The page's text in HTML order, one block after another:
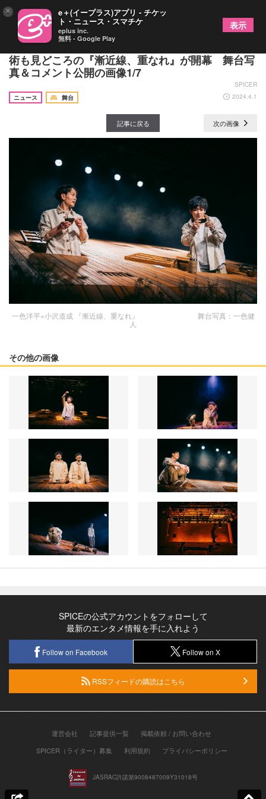
一色洋平×小沢道成の二人芝居、こだわりぬいた美
術も見どころの『漸近線、重なれ』が開幕 舞台写
真＆コメント公開の画像1/7
SPICER
ニュース
舞台 2024.4.1
記事に戻る 次の画像
一色洋平×小沢道成 『漸近線、重なれ』 舞台写真：一色健
人
その他の画像
SPICEの公式アカウントをフォローして
最新のエンタメ情報を手に入れよう
Follow on Facebook Follow on X
RSSフィードの購読はこちら
運営会社 記事提供一覧
掲載依頼 / お問い合わせ
SPICER（ライター）募集
利用規約 プライバシーポリシー
JASRAC許諾第9008487009Y31018号
× e＋(イープラス)アプリ - チケッ
ト・ニュース・スマチケ
eplus inc.
無料 - Google Play
表示